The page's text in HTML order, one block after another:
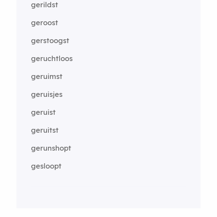
gerildst
geroost
gerstoogst
geruchtloos
geruimst
geruisjes
geruist
geruitst
gerunshopt
gesloopt